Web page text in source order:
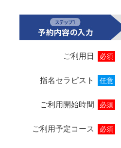
ご利用日 必須
指名セラピスト 任意
ご利用開始時間 必須
ご利用予定コース 必須